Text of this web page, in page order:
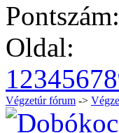
Pontszám:
Oldal:
12345678
Végzetúr fórum ->